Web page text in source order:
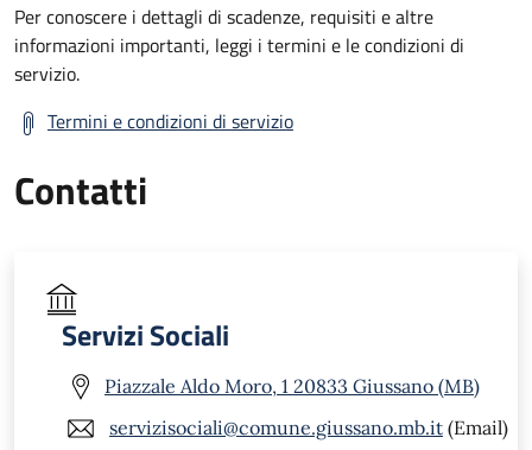
Per conoscere i dettagli di scadenze, requisiti e altre
informazioni importanti, leggi i termini e le condizioni di
servizio.
Termini e condizioni di servizio
Contatti
Servizi Sociali
Piazzale Aldo Moro, 1 20833 Giussano (MB)
servizisociali@comune.giussano.mb.it (Email)